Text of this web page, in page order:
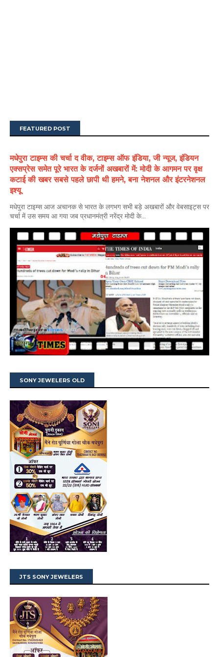
FEATURED POST
मधेपुरा टाइम्स की चर्चा द वीक, टाइम्स ऑफ इंडिया, जी न्यूज, इंडियन
एक्सप्रेस समेत पूरे भारत के दर्जनों अखबारों में: मोदी के आगमन पर वृक्ष
कटाई की खबर सबसे पहले छापी थी हमने, बना नेशनल और इंटरनेशनल
इश्यू
मधेपुरा टाइम्स आज अचानक से भारत के लगभग सभी बड़े अखबारों और वेबसाइट्स पर
चर्चा में उस समय आ गया जब प्रधानमंत्री नरेंद्र मोदी के...
SONY JEWELERS OLD
JTS SONY JEWELERS